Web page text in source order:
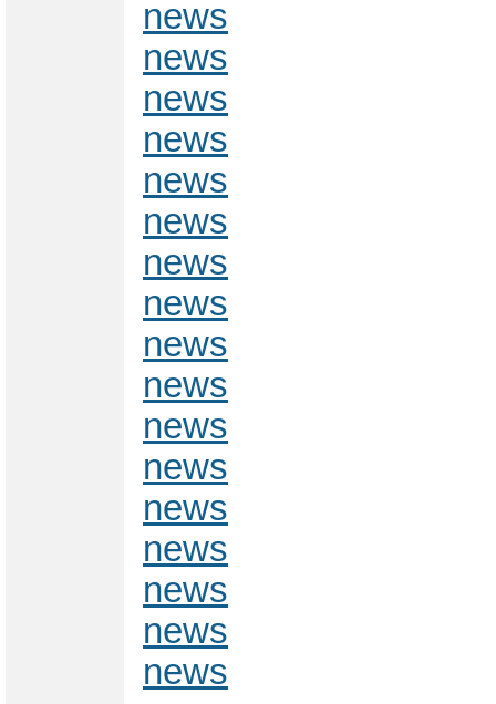
news
news
news
news
news
news
news
news
news
news
news
news
news
news
news
news
news